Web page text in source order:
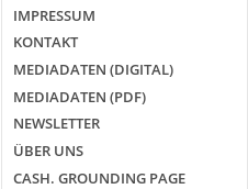
IMPRESSUM
KONTAKT
MEDIADATEN (DIGITAL)
MEDIADATEN (PDF)
NEWSLETTER
ÜBER UNS
CASH. GROUNDING PAGE